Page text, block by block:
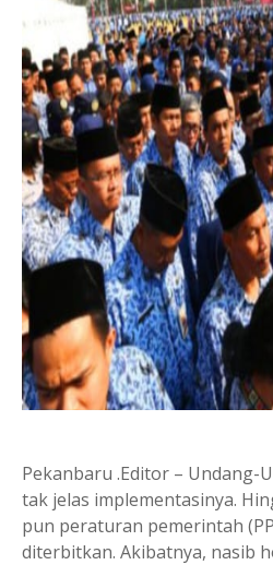
Pekanbaru .Editor – Undang-
tak jelas implementasinya.
pun peraturan pemerintah
diterbitkan. Akibatnya, nasib